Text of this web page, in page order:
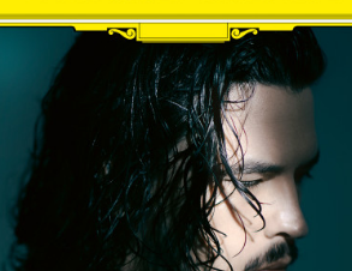
SCHUMANN,
LIEDERKREIS
OP. 24
SECHS
MONOLOGE